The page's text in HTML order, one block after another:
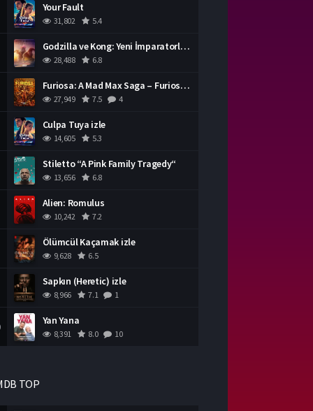
Your Fault
31,802 5.4
Godzilla ve Kong: Yeni İmparatorluk izle
28,488 6.8
Furiosa: A Mad Max Saga – Furiosa Bir Mad Max Destanı
27,949 7.5 4
Culpa Tuya izle
14,605 5.3
Stiletto “A Pink Family Tragedy“
13,656 6.8
Alien: Romulus
10,242 7.2
Ölümcül Kaçamak izle
9,628 6.5
Sapkın (Heretic) izle
8,966 7.1 1
Yan Yana
8,391 8.0 10
TOP